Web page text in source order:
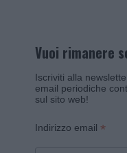
Vuoi rimanere
Iscriviti alla
email periodiche
sul sito web!
Indirizzo email *